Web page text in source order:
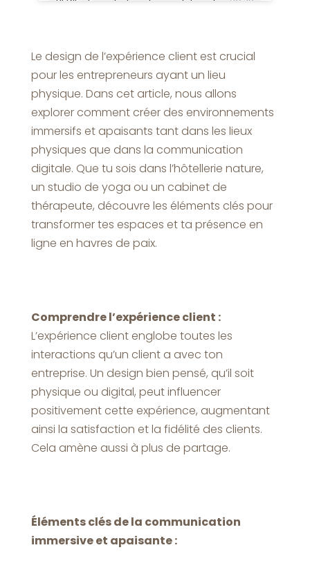
Le design de l’expérience client est crucial
pour les entrepreneurs ayant un lieu
physique. Dans cet article, nous allons
explorer comment créer des environnements
immersifs et apaisants tant dans les lieux
physiques que dans la communication
digitale. Que tu sois dans l’hôtellerie nature,
un studio de yoga ou un cabinet de
thérapeute, découvre les éléments clés pour
transformer tes espaces et ta présence en
ligne en havres de paix.
Comprendre l’expérience client :
L’expérience client englobe toutes les
interactions qu’un client a avec ton
entreprise. Un design bien pensé, qu’il soit
physique ou digital, peut influencer
positivement cette expérience, augmentant
ainsi la satisfaction et la fidélité des clients.
Cela amène aussi à plus de partage.
Éléments clés de la communication
immersive et apaisante :